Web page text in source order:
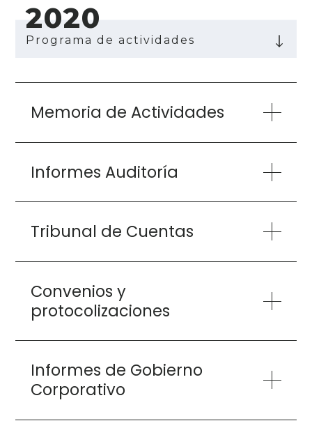
2020
Programa de actividades
Memoria de Actividades
Informes Auditoría
Tribunal de Cuentas
Convenios y
protocolizaciones
Informes de Gobierno
Corporativo